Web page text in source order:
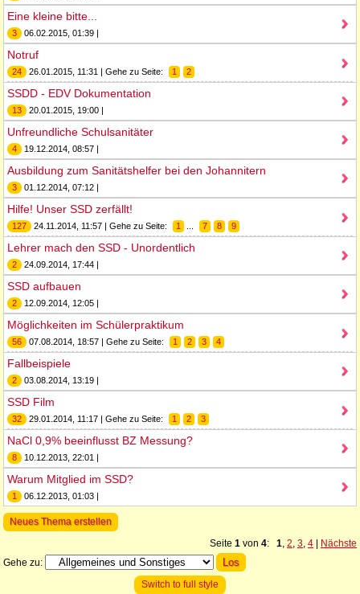
Eine kleine bitte...
3 06.02.2015, 01:39 |
Notruf
24 26.01.2015, 11:31 | Gehe zu Seite: 1 2
SSDD - EDV Dokumentation
13 20.01.2015, 19:00 |
Unfreundliche Schulsanitäter
4 19.12.2014, 08:57 |
Ausbildung zum Sanitätshelfer bei den Johannitern
3 01.12.2014, 07:12 |
Hilfe! Unser SSD zerfällt!
127 24.11.2014, 11:57 | Gehe zu Seite: 1 7 8 9
Lehrer mach den SSD - Unordentlich
2 24.09.2014, 17:44 |
SSD aufbauen
2 12.09.2014, 12:05 |
Möglichkeiten im Schülerpraktikum
56 07.08.2014, 18:57 | Gehe zu Seite: 1 2 3 4
Fallbeispiele
2 03.08.2014, 13:19 |
SSD Film
32 29.01.2014, 11:17 | Gehe zu Seite: 1 2 3
NaCl 0,9% beeinflusst BZ Messung?
8 10.12.2013, 22:01 |
Warum Mitglied im SSD?
1 06.12.2013, 01:03 |
Neues Thema erstellen
Seite 1 von 4: 1, 2, 3, 4
Nächste
Gehe zu:
Switch to full style